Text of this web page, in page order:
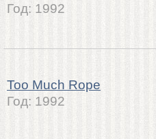
Год: 1992
Too Much Rope
Год: 1992